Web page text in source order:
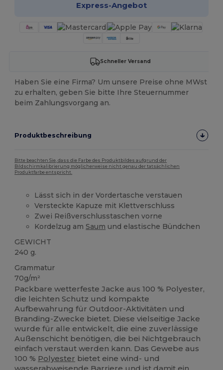
Express-Angebot
Schneller Versand
Haben Sie eine Firma? Um unsere Preise ohne MWst
zu erhalten, geben Sie bitte Ihre Steuernummer
beim Zahlungsvorgang an.
Produktbeschreibung
Bitte beachten Sie, dass die Farbe des Produktbildes aufgrund der
Bildschirmkalibrierung möglicherweise nicht genau der tatsächlichen
Produktfarbe entspricht.
Lässt sich in der Vordertasche verstauen
Versteckte Kapuze mit Klettverschluss
Zwei Reißverschlusstaschen vorne
Kordelzug amSaum und elastische Bündchen
GEWICHT
240 g.
Grammatur
70g/m²
Packbare wetterfeste Jacke aus 100 % Polyester,
die leichten Schutz und kompakte
Aufbewahrung für Outdoor-Aktivitäten und
Branding-Zwecke bietet. Diese vielseitige Jacke
wurde für alle entwickelt, die eine zuverlässige
Außenschicht benötigen, die bei Nichtgebrauch
einfach verstaut werden kann. Das Gewebe aus
100 % Polyester bietet eine wind- und